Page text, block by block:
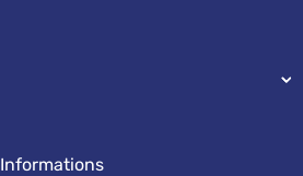
Informations